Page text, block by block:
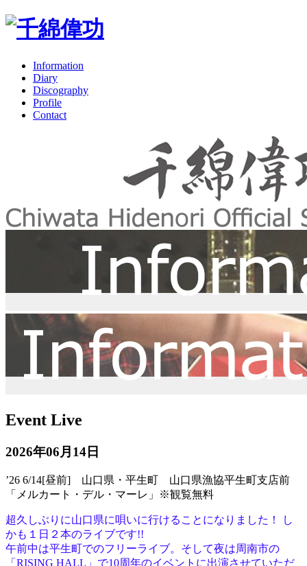
Information
Diary
Discography
Profile
Contact
Event Live
2026年06月14日
’26 6/14[昼前] 山口県・平生町 山口県漁協平生町支店前
「メルカート・デル・マーレ」※観覧無料
超久しぶりに山口県に唄いに行けることになりました！ し
かも１日２本のライブです!!
午前中は平生町でのフリーライブ。そして夜は周南市の
「RISING HALL」で10周年のイベントに出演させていただ